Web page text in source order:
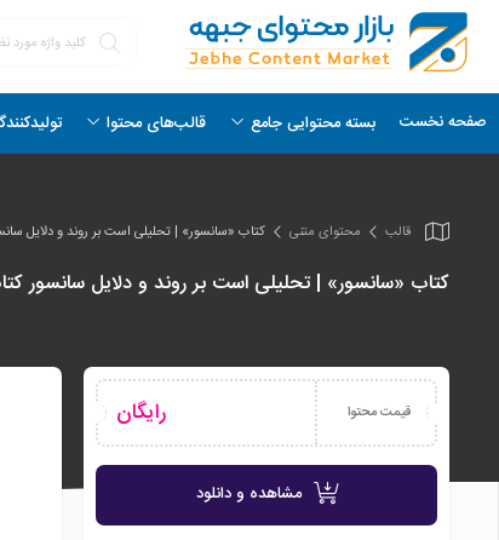
صفحه نخست بسته محتوایی جامع قالب‌های محتوا
قالب محتوای متنی کتاب «سانسور» | تحلیلی است بر روند و دلایل
کتاب «سانسور» | تحلیلی است بر روند و دلایل سانسور
قیمت محتوا رایگان
مشاهده و دانلود